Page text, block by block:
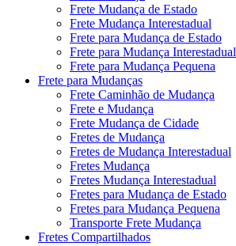
Frete Mudança de Estado
Frete Mudança Interestadual
Frete para Mudança de Estado
Frete para Mudança Interestadual
Frete para Mudança Pequena
Frete para Mudanças
Frete Caminhão de Mudança
Frete e Mudança
Frete Mudança de Cidade
Fretes de Mudança
Fretes de Mudança Interestadual
Fretes Mudança
Fretes Mudança Interestadual
Fretes para Mudança de Estado
Fretes para Mudança Pequena
Transporte Frete Mudança
Fretes Compartilhados